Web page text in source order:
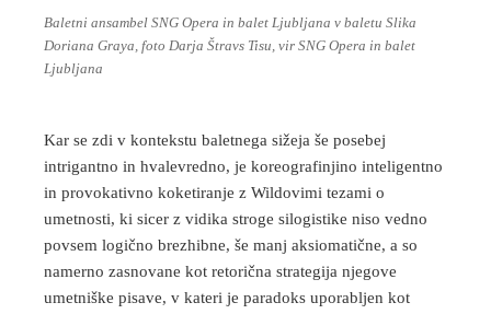
Baletni ansambel SNG Opera in balet Ljubljana v baletu Slika
Doriana Graya, foto Darja Štravs Tisu, vir SNG Opera in balet
Ljubljana
Kar se zdi v kontekstu baletnega sižeja še posebej
intrigantno in hvalevredno, je koreografinjino inteligentno
in provokativno koketiranje z Wildovimi tezami o
umetnosti, ki sicer z vidika stroge silogistike niso vedno
povsem logično brezhibne, še manj aksiomatične, a so
namerno zasnovane kot retorična strategija njegove
umetniške pisave, v kateri je paradoks uporabljen kot